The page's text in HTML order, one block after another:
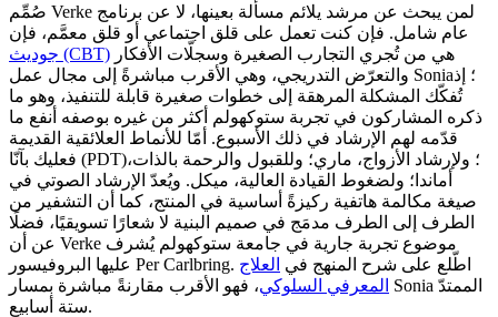
صُمِّم Verke لمن يبحث عن مرشد يلائم مسألة بعينها، لا عن برنامج
عام شامل. فإن كنت تعمل على قلق اجتماعي أو قلق معمَّم، فإن
جوديث (CBT)
والتعرّض التدريجي، وهي الأقرب مباشرةً إلى مجال عمل Sonia؛ إذ
تُفكّك المشكلة المرهقة إلى خطوات صغيرة قابلة للتنفيذ، وهو ما
ذكره المشاركون في تجربة ستوكهولم أكثر من غيره بوصفه أنفع ما
قدّمه لهم الإرشاد في ذلك الأسبوع. أمّا للأنماط العلائقية القديمة
فعليك بآنّا (PDT)؛ ولإرشاد الأزواج، ماري؛ وللقبول والرحمة بالذات،
أماندا؛ ولضغوط القيادة العالية، ميكل. ويُعدّ الإرشاد الصوتي في
صيغة مكالمة هاتفية ركيزةً أساسية في المنتج، كما أن التشفير من
الطرف إلى الطرف مدمَج في صميم البنية لا شعارًا تسويقيًا، فضلًا
عن أن Verke موضوع تجربة جارية في جامعة ستوكهولم يُشرف
عليها البروفيسور Per Carlbring. اطّلع على شرح المنهج في العلاج
المعرفي السلوكي، فهو الأقرب مقارنةً مباشرة بمسار Sonia الممتدّ
ستة أسابيع.